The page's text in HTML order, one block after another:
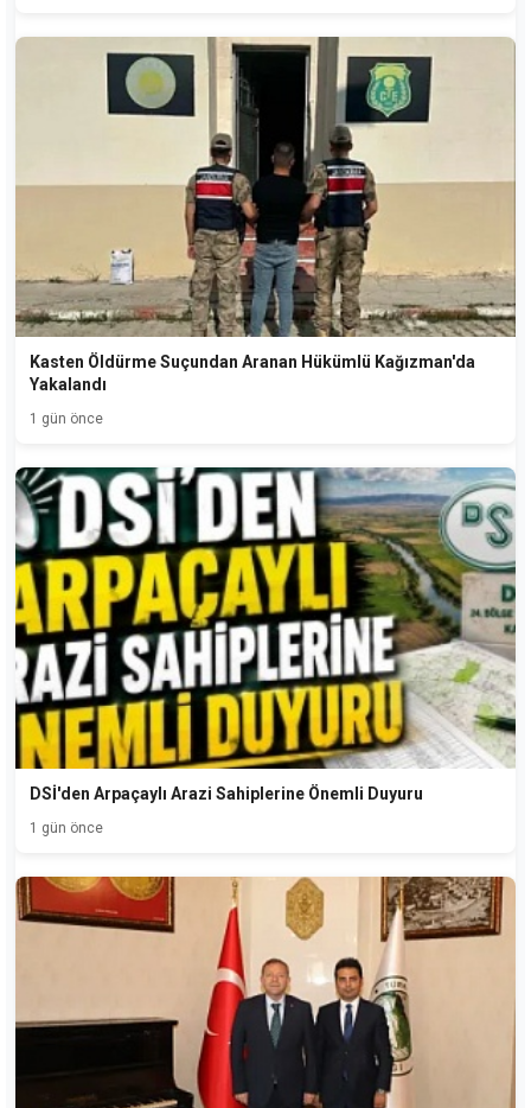
Kasten Öldürme Suçundan Aranan Hükümlü Kağızman'da
Yakalandı
1 gün önce
DSİ'den Arpaçaylı Arazi Sahiplerine Önemli Duyuru
1 gün önce